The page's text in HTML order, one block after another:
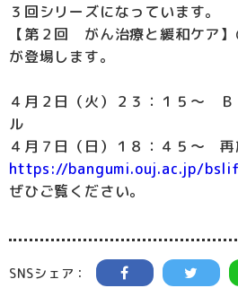
３回シリーズになっています。
【第２回 がん治療と緩和ケア
が登場します。
４月２日（火）２３：１５～ Ｂ
ル
４月７日（日）１８：４５～ 再
https://bangumi.ouj.ac.jp/
ぜひご覧ください。
SNSシェア：